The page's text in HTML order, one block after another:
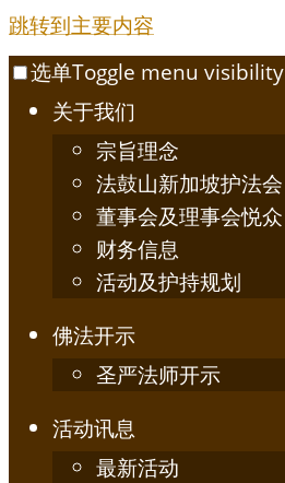
跳转到主要内容
选单Toggle menu visibility
关于我们
宗旨理念
法鼓山新加坡护法会
董事会及理事会悦众
财务信息
活动及护持规划
佛法开示
圣严法师开示
活动讯息
最新活动